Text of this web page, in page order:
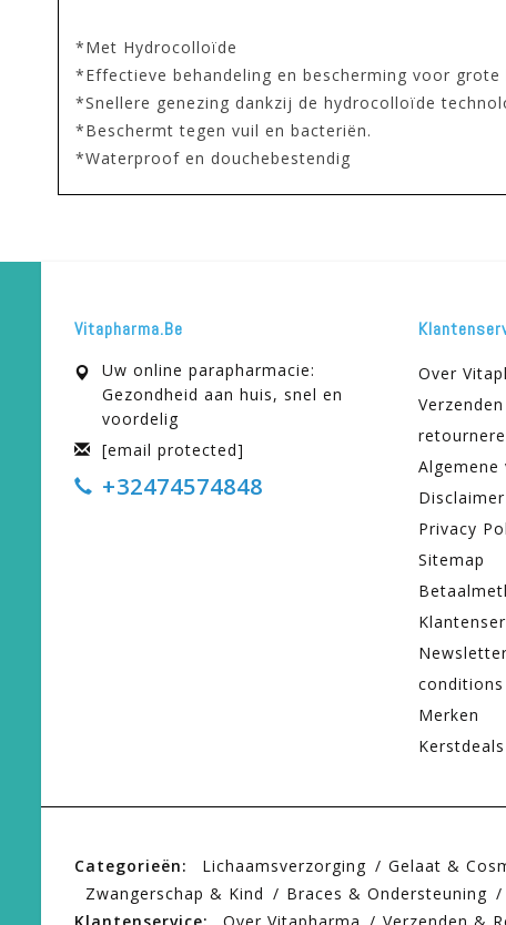
*Met Hydrocolloïde
*Effectieve behandeling en bescherming voor grote
*Snellere genezing dankzij de hydrocolloïde
*Beschermt tegen vuil en bacteriën.
*Waterproof en douchebestendig
Vitapharma.be
Uw online parapharmacie:
Gezondheid aan huis, snel en
voordelig
[email protected]
+32474574848
Over
Algemene
Disclaimer
Privacy
Sitemap
conditions
Merken
Kerstdeals
Categorieën: Lichaamsverzorging Gelaat &
Zwangerschap & Kind
Braces & Ondersteuning